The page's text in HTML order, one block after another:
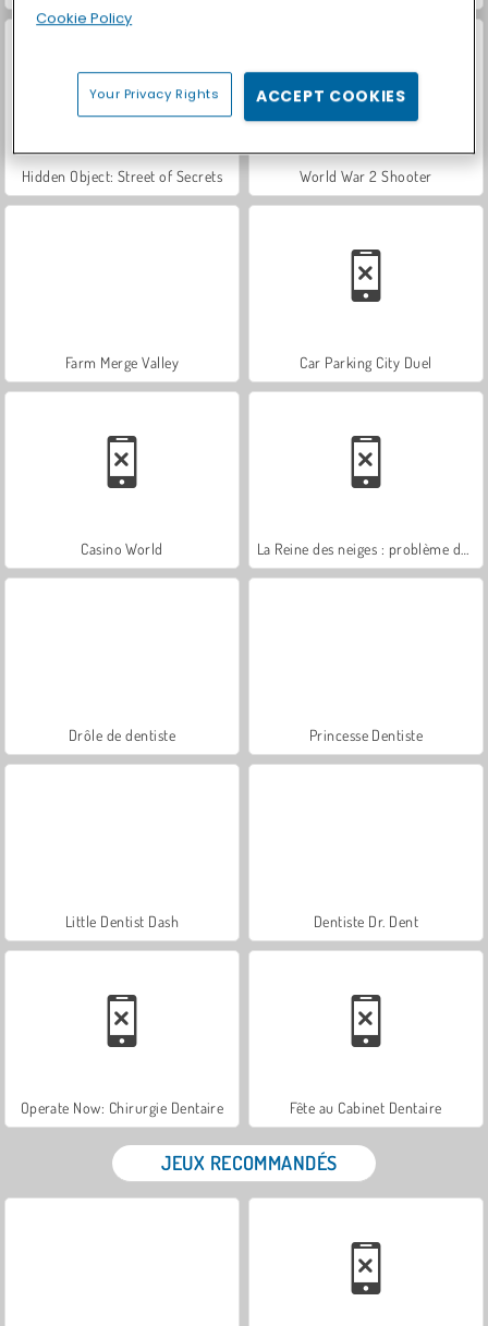
Hidden Object: Street of Secrets World War 2 Shooter
Farm Merge Valley Car Parking City Duel
Casino World
Drôle de dentiste Princesse Dentiste
Little Dentist Dash Dentiste Dr. Dent
Operate Now: Chirurgie Dentaire Fête au Cabinet Dentaire
JEUX RECOMMANDÉS
Cookie Policy
Your Privacy Rights ACCEPT COOKIES